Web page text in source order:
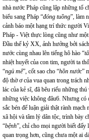
nhà nước Pháp cũng lập những tổ
biểu sang Pháp “đóng tuồng”, làm
cảnh báo một hạng trí thức người
Pháp - Việt thực lòng cũng như
Đầu thế kỷ XX, ảnh hưởng bởi
nước cùng nhau lên tiếng hô hào “
nhiệt huyết của con tim, người ta
“ngủ mê”, cốt sao cho “hồn nước”
độ thờ ơ của vua quan trong trách
lác của kẻ sĩ, đã bêu riếu những
những việc không đâu6. Nhưng có
sắc bén để luận giải thật rành
xã hội và tâm lý dân tộc, trình bày
“bệnh”, chỉ cho mọi người biết đấy
quan trọng hơn, cũng chưa một ai